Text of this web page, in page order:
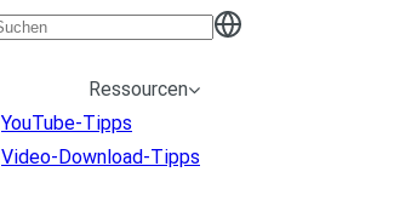
Ressourcen
YouTube-Tipps
Video-Download-Tipps